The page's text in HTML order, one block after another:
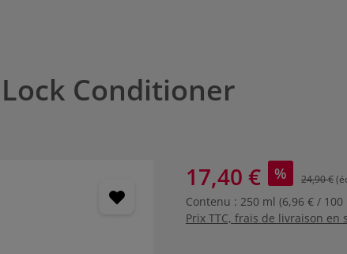
Conditioner
17,40 € % 24,90 €
Contenu : 250 ml (6,96 € / 100
Prix TTC, frais de livraison en